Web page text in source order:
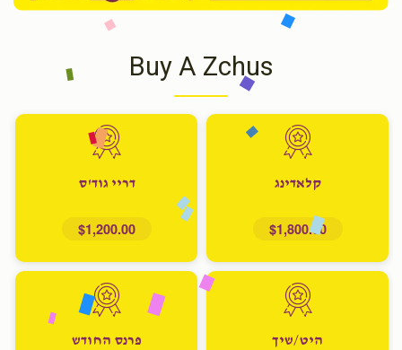
Buy A Zchus
קלאדינג
$1,800.00
דריי גוד'ס
$1,200.00
היט/שיך פרנס החודש